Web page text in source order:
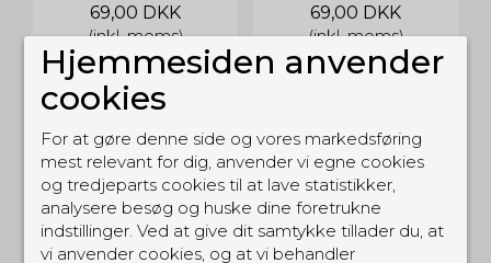
69,00 DKK
(inkl. moms)
69,00 DKK
(inkl. moms)
RELATEREDE PRODUKTER
Hjemmesiden anvender
cookies
For at gøre denne side og vores markedsføring
mest relevant for dig, anvender vi egne cookies
og tredjeparts cookies til at lave statistikker,
analysere besøg og huske dine foretrukne
indstillinger. Ved at give dit samtykke tillader du, at
vi anvender cookies, og at vi behandler